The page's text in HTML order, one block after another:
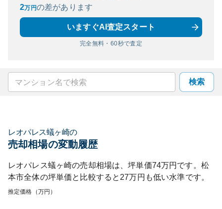
2万円の差があります
いますぐAI査定スタート
完全無料・60秒で査定
検索
レオパレス蟻ヶ崎の
売却相場の変動履歴
レオパレス蟻ヶ崎の売却相場は、坪単価74万円です。 松
本市全体の坪単価と比較すると 27万円も低い水準です。
推定価格（万円）